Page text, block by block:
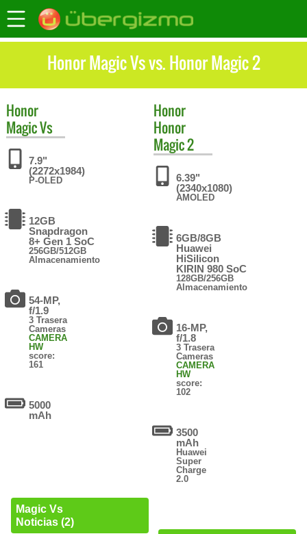
Honor Magic Vs vs. Honor Magic 2
Honor
Magic Vs
7.9"
(2272x1984)
P-OLED
12GB
Snapdragon
8+ Gen 1 SoC
256GB/512GB
Almacenamiento
54-MP,
f/1.9
3 Trasera
Cameras
CAMERA
HW
score:
161
5000
mAh
Magic Vs
Noticias (2)
Honor
Honor
Magic 2
6.39"
(2340x1080)
AMOLED
6GB/8GB
Huawei
HiSilicon
KIRIN 980 SoC
128GB/256GB
Almacenamiento
16-MP,
f/1.8
3 Trasera
Cameras
CAMERA
HW
score:
102
3500
mAh
Huawei
Super
Charge
2.0